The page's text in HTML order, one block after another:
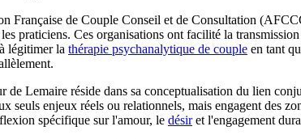
Française de Couple Conseil et de Consultation
praticiens. Ces organisations ont facilité la
légitimer la thérapie psychanalytique de couple en tant
de Lemaire réside dans sa conceptualisation du lien
seuls enjeux réels ou relationnels, mais engagent des
spécifique sur l'amour, le désiret l'engagement